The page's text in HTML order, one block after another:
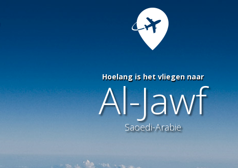
Hoelang is het vliegen naar
Al-Jawf
Saoedi-Arabië